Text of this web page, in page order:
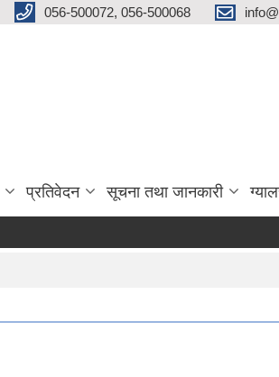
056-500072, 056-500068
प्रतिवेदन सूचना तथा जानकारी